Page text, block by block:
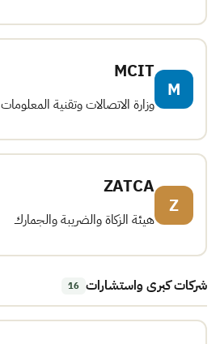
M
MCIT
وزارة الاتصالات وتقنية المعلومات
Z
ZATCA
هيئة الزكاة والضريبة والجمارك
شركات كبرى واستشارات 16